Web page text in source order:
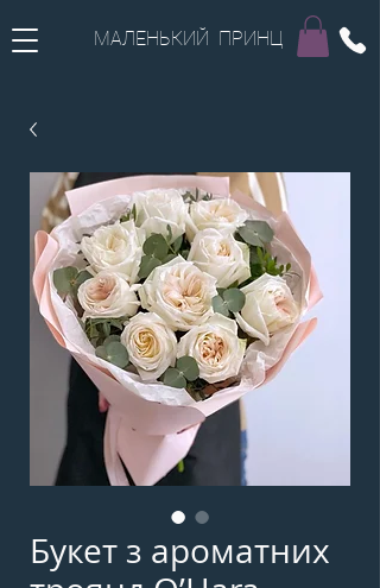
МАЛЕНЬКИЙ ПРИНЦ
Букет з ароматних